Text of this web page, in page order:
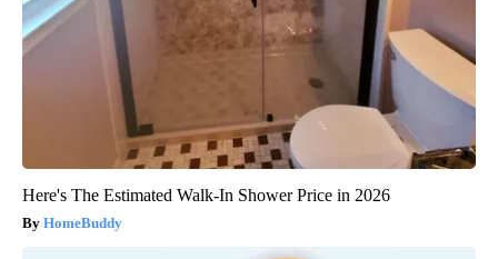
Here's The Estimated Walk-In Shower Price in 2026
HomeBuddy